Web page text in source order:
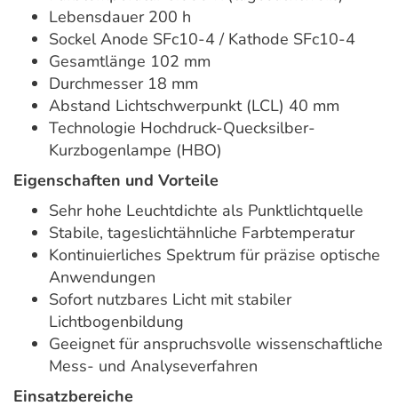
Lebensdauer 200 h
Sockel Anode SFc10-4 / Kathode SFc10-4
Gesamtlänge 102 mm
Durchmesser 18 mm
Abstand Lichtschwerpunkt (LCL) 40 mm
Technologie Hochdruck-Quecksilber-
Kurzbogenlampe (HBO)
Eigenschaften und Vorteile
Sehr hohe Leuchtdichte als Punktlichtquelle
Stabile, tageslichtähnliche Farbtemperatur
Kontinuierliches Spektrum für präzise optische
Anwendungen
Sofort nutzbares Licht mit stabiler
Lichtbogenbildung
Geeignet für anspruchsvolle wissenschaftliche
Mess- und Analyseverfahren
Einsatzbereiche